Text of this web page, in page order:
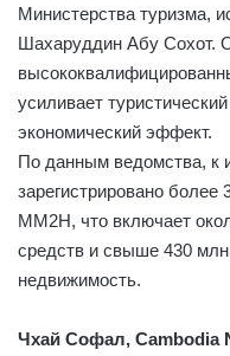
Министерства туризма,
Шахаруддин Абу Сохот.
усиливает
экономический эффект.
По данным ведомства, к
зарегистрировано более
MM2H, что включает
средств и свыше 430 млн
недвижимость.
Чхай Софал, Cambodia